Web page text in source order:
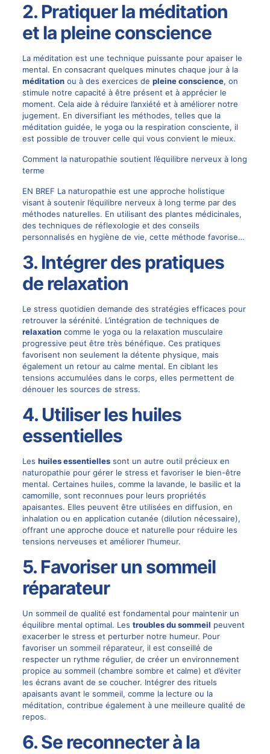
2. Pratiquer la méditation
et la pleine conscience
La méditation est une technique puissante pour apaiser le
mental. En consacrant quelques minutes chaque jour à la
méditationou à des exercices de pleine conscience, on
stimule notre capacité à être présent et à apprécier le
moment. Cela aide à réduire l’anxiété et à améliorer notre
jugement. En diversifiant les méthodes, telles que la
méditation guidée, le yoga ou la respiration consciente, il
est possible de trouver celle qui vous convient le mieux.
Comment la naturopathie soutient l’équilibre nerveux à long
terme
EN BREF La naturopathie est une approche holistique
visant à soutenir l’équilibre nerveux à long terme par des
méthodes naturelles. En utilisant des plantes médicinales,
des techniques de réflexologie et des conseils
personnalisés en hygiène de vie, cette méthode favorise…
3. Intégrer des pratiques
de relaxation
Le stress quotidien demande des stratégies efficaces pour
retrouver la sérénité. L’intégration de techniques de
relaxationcomme le yoga ou la relaxation musculaire
progressive peut être très bénéfique. Ces pratiques
favorisent non seulement la détente physique, mais
également un retour au calme mental. En ciblant les
tensions accumulées dans le corps, elles permettent de
dénouer les sources de stress.
4. Utiliser les huiles
essentielles
Les huiles essentiellessont un autre outil précieux en
naturopathie pour gérer le stress et favoriser le bien-être
mental. Certaines huiles, comme la lavande, le basilic et la
camomille, sont reconnues pour leurs propriétés
apaisantes. Elles peuvent être utilisées en diffusion, en
inhalation ou en application cutanée (dilution nécessaire),
offrant une approche douce et naturelle pour réduire les
tensions nerveuses et améliorer l’humeur.
5. Favoriser un sommeil
réparateur
Un sommeil de qualité est fondamental pour maintenir un
équilibre mental optimal. Les troubles du sommeil peuvent
exacerber le stress et perturber notre humeur. Pour
favoriser un sommeil réparateur, il est conseillé de
respecter un rythme régulier, de créer un environnement
propice au sommeil (chambre sombre et calme) et d’éviter
les écrans avant de se coucher. Intégrer des rituels
apaisants avant le sommeil, comme la lecture ou la
méditation, contribue également à une meilleure qualité de
repos.
6. Se reconnecter à la